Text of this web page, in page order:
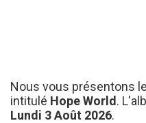
Nous vous présentons
intitulé Hope World .
Lundi 3 Août 2026.